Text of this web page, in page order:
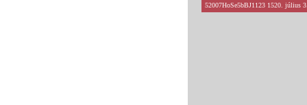
52007HoSe5bBJ1123 1520. július